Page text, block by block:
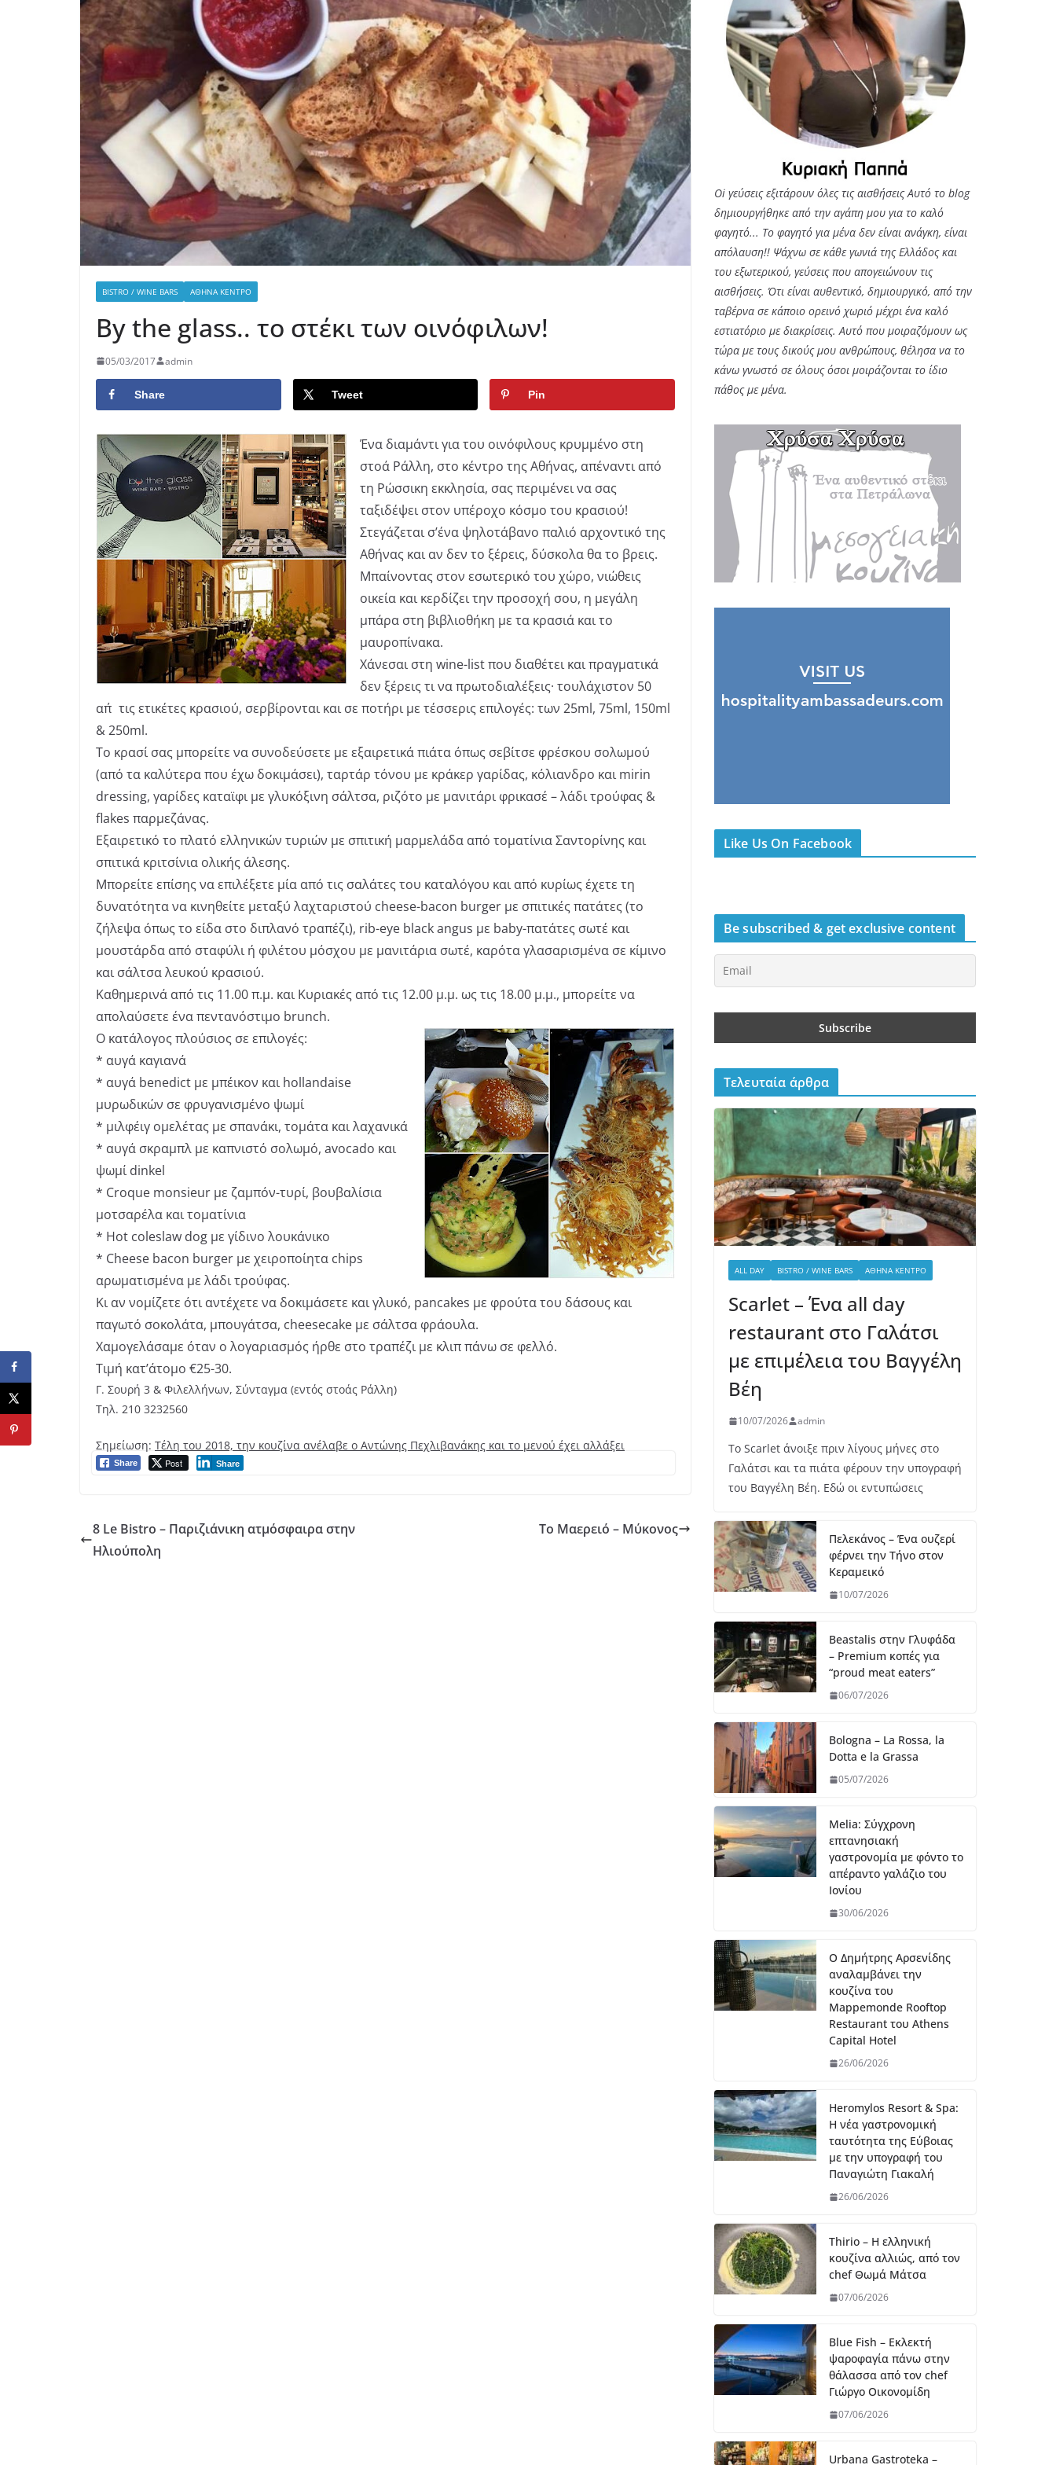
BISTRO / WINE BARS ΑΘΉΝΑ ΚΈΝΤΡΟ
By the glass.. το στέκι των οινόφιλων!
05/03/2017 admin
Share Tweet Pin
Ένα διαμάντι για του οινόφιλους κρυμμένο στη
στοά Ράλλη, στο κέντρο της Αθήνας, απέναντι από
τη Ρώσσικη εκκλησία, σας περιμένει να σας
ταξιδέψει στον υπέροχο κόσμο του κρασιού!
Στεγάζεται σ’ένα ψηλοτάβανο παλιό αρχοντικό της
Αθήνας και αν δεν το ξέρεις, δύσκολα θα το βρεις.
Μπαίνοντας στον εσωτερικό του χώρο, νιώθεις
οικεία και κερδίζει την προσοχή σου, η μεγάλη
μπάρα στη βιβλιοθήκη με τα κρασιά και το
μαυροπίνακα.
Χάνεσαι στη wine-list που διαθέτει και πραγματικά
δεν ξέρεις τι να πρωτοδιαλέξεις· τουλάχιστον 50
απ΄τις ετικέτες κρασιού, σερβίρονται και σε ποτήρι με τέσσερις επιλογές: των 25ml, 75ml, 150ml
& 250ml.
Το κρασί σας μπορείτε να συνοδεύσετε με εξαιρετικά πιάτα όπως σεβίτσε φρέσκου σολωμού
(από τα καλύτερα που έχω δοκιμάσει), ταρτάρ τόνου με κράκερ γαρίδας, κόλιανδρο και mirin
dressing, γαρίδες καταϊφι με γλυκόξινη σάλτσα, ριζότο με μανιτάρι φρικασέ – λάδι τρούφας &
flakes παρμεζάνας.
Εξαιρετικό το πλατό ελληνικών τυριών με σπιτική μαρμελάδα από τοματίνια Σαντορίνης και
σπιτικά κριτσίνια ολικής άλεσης.
Μπορείτε επίσης να επιλέξετε μία από τις σαλάτες του καταλόγου και από κυρίως έχετε τη
δυνατότητα να κινηθείτε μεταξύ λαχταριστού cheese-bacon burger με σπιτικές πατάτες (το
ζήλεψα όπως το είδα στο διπλανό τραπέζι), rib-eye black angus με baby-πατάτες σωτέ και
μουστάρδα από σταφύλι ή φιλέτου μόσχου με μανιτάρια σωτέ, καρότα γλασαρισμένα σε κίμινο
και σάλτσα λευκού κρασιού.
Καθημερινά από τις 11.00 π.μ. και Κυριακές από τις 12.00 μ.μ. ως τις 18.00 μ.μ., μπορείτε να
απολαύσετε ένα πεντανόστιμο brunch.
Ο κατάλογος πλούσιος σε επιλογές:
* αυγά καγιανά
* αυγά benedict με μπέικον και hollandaise
μυρωδικών σε φρυγανισμένο ψωμί
* μιλφέιγ ομελέτας με σπανάκι, τομάτα και λαχανικά
* αυγά σκραμπλ με καπνιστό σολωμό, avocado και
ψωμί dinkel
* Croque monsieur με ζαμπόν-τυρί, βουβαλίσια
μοτσαρέλα και τοματίνια
* Hot coleslaw dog με γίδινο λουκάνικο
* Cheese bacon burger με χειροποίητα chips
αρωματισμένα με λάδι τρούφας.
Κι αν νομίζετε ότι αντέχετε να δοκιμάσετε και γλυκό, pancakes με φρούτα του δάσους και
παγωτό σοκολάτα, μπουγάτσα, cheesecake με σάλτσα φράουλα.
Χαμογελάσαμε όταν ο λογαριασμός ήρθε στο τραπέζι με κλιπ πάνω σε φελλό.
Τιμή κατ’άτομο €25-30.
Γ. Σουρή 3 & Φιλελλήνων, Σύνταγμα (εντός στοάς Ράλλη)
Τηλ. 210 3232560
Σημείωση: Τέλη του 2018, την κουζίνα ανέλαβε ο Αντώνης Πεχλιβανάκης και το μενού έχει αλλάξει
Share Post Share
8 Le Bistro – Παριζιάνικη ατμόσφαιρα στην
Ηλιούπολη
Το Μαερειό – Μύκονος
Oi γεύσεις εξιτάρουν όλες τις αισθήσεις Αυτό το blog
δημιουργήθηκε από την αγάπη μου για το καλό
φαγητό... Tο φαγητό για μένα δεν είναι ανάγκη, είναι
απόλαυση!! Ψάχνω σε κάθε γωνιά της Ελλάδος και
του εξωτερικού, γεύσεις που απογειώνουν τις
αισθήσεις. Ότι είναι αυθεντικό, δημιουργικό, από την
ταβέρνα σε κάποιο ορεινό χωριό μέχρι ένα καλό
εστιατόριο με διακρίσεις. Αυτό που μοιραζόμουν ως
τώρα με τους δικούς μου ανθρώπους, θέλησα να το
κάνω γνωστό σε όλους όσοι μοιράζονται το ίδιο
πάθος με μένα.
Like Us On Facebook
Be subscribed & get exclusive content
Τελευταία άρθρα
ALL DAY BISTRO / WINE BARS ΑΘΉΝΑ ΚΈΝΤΡΟ
Scarlet – Ένα all day
restaurant στο Γαλάτσι
με επιμέλεια του Βαγγέλη
Βέη
10/07/2026 admin
Το Scarlet άνοιξε πριν λίγους μήνες στο
Γαλάτσι και τα πιάτα φέρουν την υπογραφή
του Βαγγέλη Βέη. Εδώ οι εντυπώσεις
Πελεκάνος – Ένα ουζερί
φέρνει την Τήνο στον
Κεραμεικό
10/07/2026
Beastalis στην Γλυφάδα
– Premium κοπές για
“proud meat eaters”
06/07/2026
Bologna – La Rossa, la
Dotta e la Grassa
05/07/2026
Melia: Σύγχρονη
επτανησιακή
γαστρονομία με φόντο το
απέραντο γαλάζιο του
Ιονίου
30/06/2026
Ο Δημήτρης Αρσενίδης
αναλαμβάνει την
κουζίνα του
Mappemonde Rooftop
Restaurant του Athens
Capital Hotel
26/06/2026
Heromylos Resort & Spa:
Η νέα γαστρονομική
ταυτότητα της Εύβοιας
με την υπογραφή του
Παναγιώτη Γιακαλή
26/06/2026
Thirio – Η ελληνική
κουζίνα αλλιώς, από τον
chef Θωμά Μάτσα
07/06/2026
Blue Fish – Εκλεκτή
ψαροφαγία πάνω στην
θάλασσα από τον chef
Γιώργο Οικονομίδη
07/06/2026
Urbana Gastroteka –